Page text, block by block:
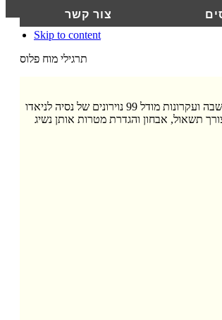
צור קשר
Skip to content
תרגילי מוח פלוס
, גישת מעגלי הקשבה ועקרונות מודל 99 נוירונים של נסיה לניאדו
תשאול, אבחון והגדרת מטרות אותן נשיג